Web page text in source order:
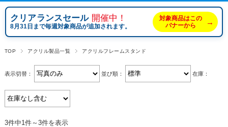
クリアランスセール 開催中！
8月31日まで毎週対象商品が追加されます。
対象商品はこの
バナーから
→
TOP アクリル製品一覧 アクリルフレームスタンド
表示切替： 並び順： 在庫：
3件中1件～3件を表示